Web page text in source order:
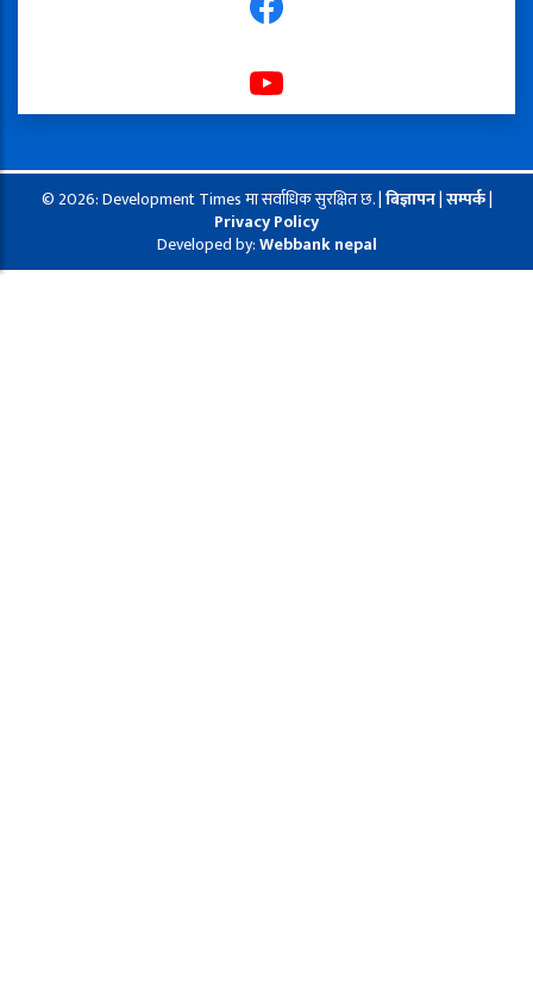
© 2026: Development Times मा सर्वाधिक सुरक्षित छ. |बिज्ञापन|सम्पर्क|
Privacy Policy
Developed by:Webbank nepal